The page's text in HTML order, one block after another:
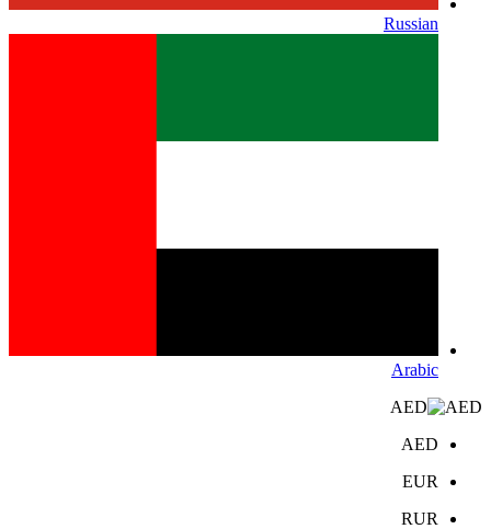
Russian
Arabic
AED
AED
EUR
RUR